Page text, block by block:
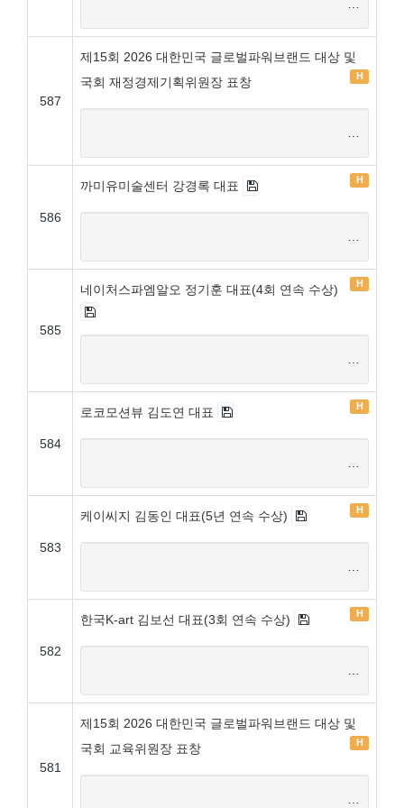
…
587
제15회 2026 대한민국 글로벌파워브랜드 대상 및
국회 재정경제기획위원장 표창
H
…
586
까미유미술센터 강경록 대표 H
…
585
네이처스파엠알오 정기훈 대표(4회 연속 수상) H
…
584
로코모션뷰 김도연 대표 H
…
583
케이씨지 김동인 대표(5년 연속 수상) H
…
582
한국K-art 김보선 대표(3회 연속 수상) H
…
581
제15회 2026 대한민국 글로벌파워브랜드 대상 및
국회 교육위원장 표창
H
…